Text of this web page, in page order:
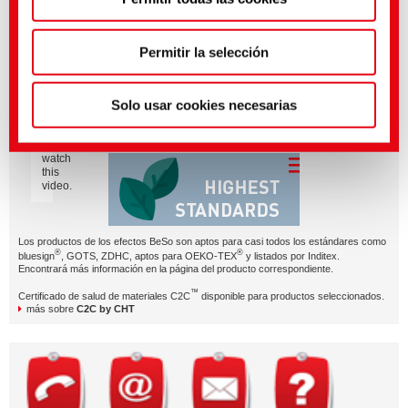
política de privacidad.(Impresión)
Permitir la selección
Solo usar cookies necesarias
BeSoCOOL explicado brevemente
cookies
to
watch
this
video.
BeSoEFFECTIVE - Selección de productos probada
Los productos de los efectos BeSo son aptos para casi todos los estándares como
bluesign® , GOTS, ZDHC, aptos para OEKO-TEX® y listados por Inditex.
Encontrará más información en la página del producto correspondiente.
Certificado de salud de materiales C2C™ disponible para productos seleccionados.
más sobre C2C by CHT